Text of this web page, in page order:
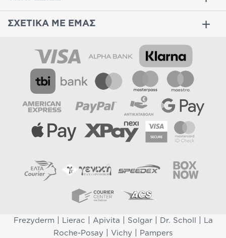
ΣΧΕΤΙΚΑ ΜΕ ΕΜΑΣ
Frezyderm Lierac Apivita Solgar| Dr. Scholl
La
Roche-Posay
Vichy Pampers